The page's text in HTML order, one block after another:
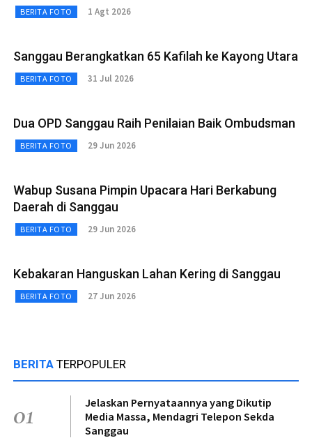
BERITA FOTO 1 Agt 2026
Sanggau Berangkatkan 65 Kafilah ke Kayong Utara
BERITA FOTO 31 Jul 2026
Dua OPD Sanggau Raih Penilaian Baik Ombudsman
BERITA FOTO 29 Jun 2026
Wabup Susana Pimpin Upacara Hari Berkabung
Daerah di Sanggau
BERITA FOTO 29 Jun 2026
Kebakaran Hanguskan Lahan Kering di Sanggau
BERITA FOTO 27 Jun 2026
BERITA TERPOPULER
01
Jelaskan Pernyataannya yang Dikutip
Media Massa, Mendagri Telepon Sekda
Sanggau